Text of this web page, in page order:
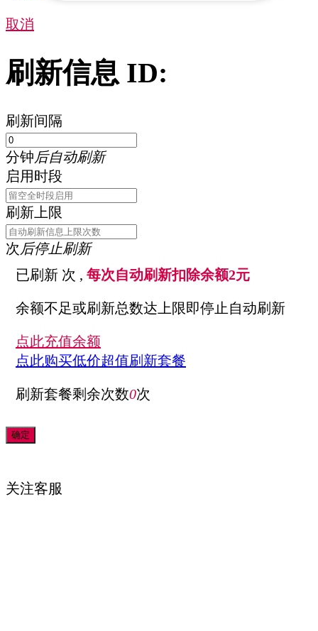
取消
刷新信息 ID:
刷新间隔
分钟后自动刷新
启用时段
刷新上限
次 后停止刷新
已刷新 次 , 每次自动刷新扣除余额2元
余额不足或刷新总数达上限即停止自动刷新
点此充值余额
点此购买低价超值刷新套餐
刷新套餐剩余次数0次
关注客服